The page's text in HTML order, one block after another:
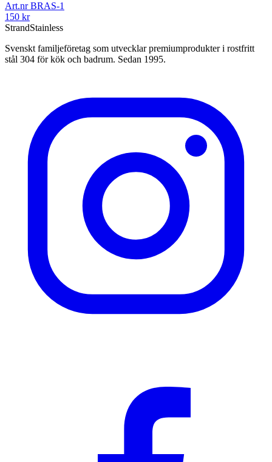
Art.nrBRAS-1
150 kr
StrandStainless
Svenskt familjeföretag som utvecklar premiumprodukter i rostfritt
stål 304 för kök och badrum. Sedan 1995.